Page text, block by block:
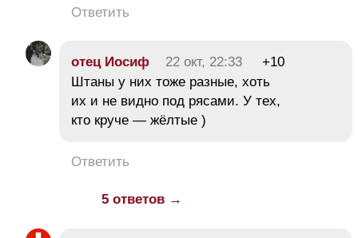
Ответить
отец Иосиф 22 окт, 22:33
+10
Штаны у них тоже разные, хоть
их и не видно под рясами. У тех,
кто круче — жёлтые )
Ответить
5 ответов →